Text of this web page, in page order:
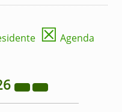
☒ Agenda